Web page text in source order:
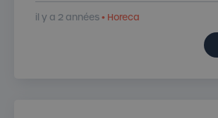
il y a 2 années• Horeca